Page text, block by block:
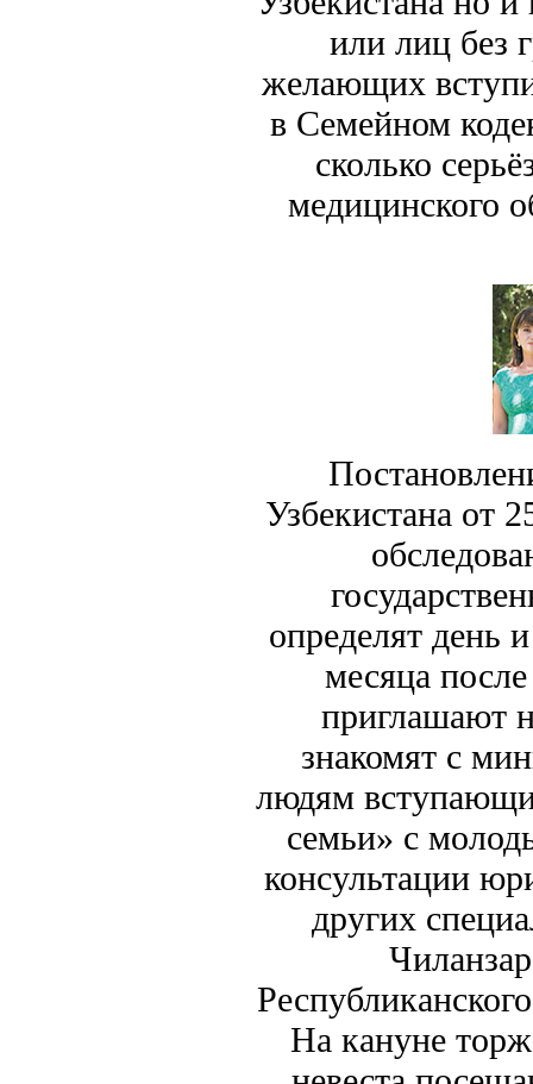
или лиц без
желающих
в Семейном
сколько
медицинского
Узбекистана от
определят день
месяца
приглашают
знакомят с
людям
семьи» с
консультации
других
На кануне